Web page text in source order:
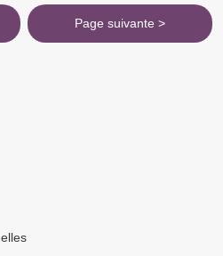
Page suivante >